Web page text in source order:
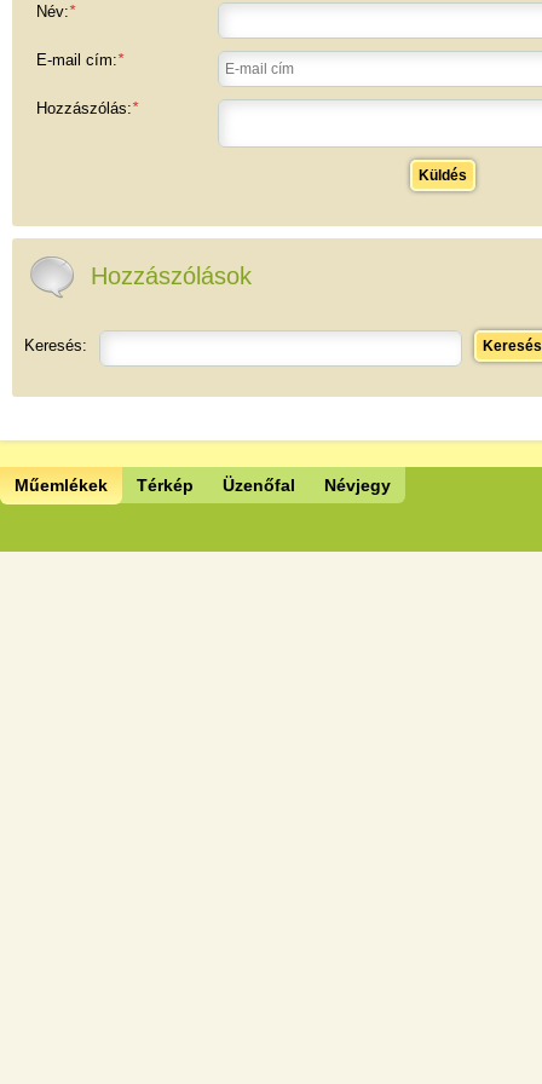
Név:*
E-mail cím:*
Hozzászólás:*
Küldés
Hozzászólások
Keresés: Keresés
Műemlékek Térkép Üzenőfal Névjegy